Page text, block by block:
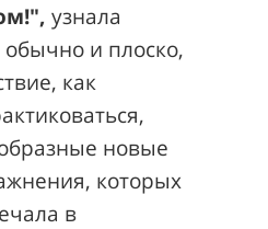
узнала
и плоско,
как
новые
которых
в